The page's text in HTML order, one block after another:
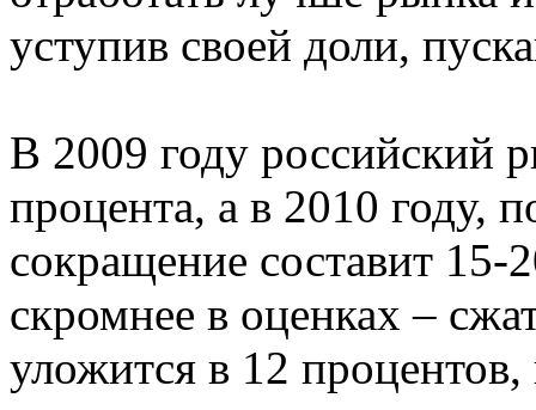
уступив своей доли,
В 2009 году российский
процента, а в 2010 году,
сокращение составит 15-
скромнее в оценках –
уложится в 12